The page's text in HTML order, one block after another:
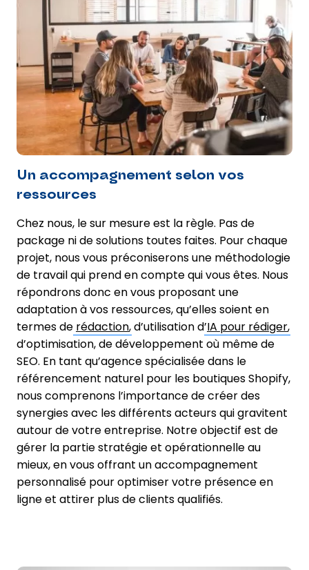
Un accompagnement selon vos
ressources
Chez nous, le sur mesure est la règle. Pas de
package ni de solutions toutes faites. Pour chaque
projet, nous vous préconiserons une méthodologie
de travail qui prend en compte qui vous êtes. Nous
répondrons donc en vous proposant une
adaptation à vos ressources, qu’elles soient en
termes de rédaction, d’utilisation d’IA pour rédiger,
d’optimisation, de développement où même de
SEO. En tant qu’agence spécialisée dans le
référencement naturel pour les boutiques Shopify,
nous comprenons l’importance de créer des
synergies avec les différents acteurs qui gravitent
autour de votre entreprise. Notre objectif est de
gérer la partie stratégie et opérationnelle au
mieux, en vous offrant un accompagnement
personnalisé pour optimiser votre présence en
ligne et attirer plus de clients qualifiés.